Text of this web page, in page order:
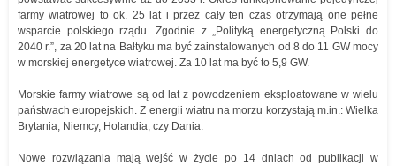
farmy wiatrowej to ok. 25 lat i przez cały ten czas otrzymają one pełne
wsparcie polskiego rządu. Zgodnie z „Polityką energetyczną Polski do
2040 r.”, za 20 lat na Bałtyku ma być zainstalowanych od 8 do 11 GW mocy
w morskiej energetyce wiatrowej. Za 10 lat ma być to 5,9 GW.
Morskie farmy wiatrowe są od lat z powodzeniem eksploatowane w wielu
państwach europejskich. Z energii wiatru na morzu korzystają m.in.: Wielka
Brytania, Niemcy, Holandia, czy Dania.
Nowe rozwiązania mają wejść w życie po 14 dniach od publikacji w